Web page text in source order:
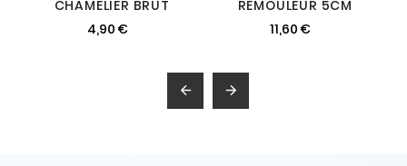
CHAMELIER BRUT
4,90 €
RÉMOULEUR 5CM
11,60 €
 